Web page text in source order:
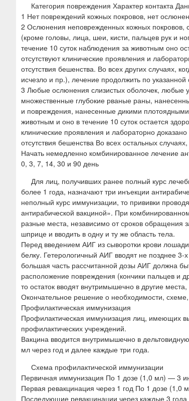
Категория повреждения Характер контакта
1 Нет повреждений кожных покровов, нет
2 Ослюнения неповрежденных кожных покровов,
(кроме головы, лица, шеи, кисти, пальцев рук и
течение 10 суток наблюдения за животным оно
отсутствуют клинические проявления и
отсутствия бешенства. Во всех других случаях,
исчезло и пр.), лечение продолжить по
3 Любые ослюнения слизистых оболочек, любые
множественные глубокие рваные раны,
и повреждения, нанесенные дикими
животным и оно в течение 10 суток остается
клинические проявления и лабораторно
отсутствия бешенства Во всех остальных
Начать немедленно комбинированное лечение
0, 3, 7, 14, 30 и 90 день
Для лиц, получивших ранее полный курс
более 1 года, назначают три инъекции
неполный курс иммунизации, то прививки
антирабической вакциной». При
разные места, независимо от сроков
шприце и вводить в одну и ту же область тела.
Перед введением АИГ из сыворотки крови
белку. Гетерологичный АИГ вводят не позднее 3-
большая часть рассчитанной дозы АИГ должна
расположение повреждения (кончики пальцев и
то остаток вводят внутримышечно в другие
Окончательное решение о необходимости,
Профилактическая иммунизация
Профилактическая иммунизация лиц, имеющих
профилактических учреждений.
Вакцина вводится внутримышечно в
мл через год и далее каждые три года.
Схема профилактической иммунизации
Первичная иммунизация По 1 дозе (1,0 мл) — 3
Первая ревакцинация через 1 год По 1 дозе (1,0
Последующие ревакцинации через каждые 3